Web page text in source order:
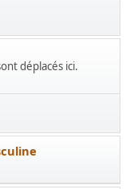
déplacés ici.